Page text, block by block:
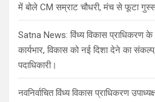
में बोले CM सम्राट चौधरी, मंच से फूटा
Satna News: विंध्य विकास प्राधिकरण के
कार्यभार, विकास को नई दिशा देने का
पदाधिकारी।
नवनिर्वाचित विंध्य विकास प्राधिकरण